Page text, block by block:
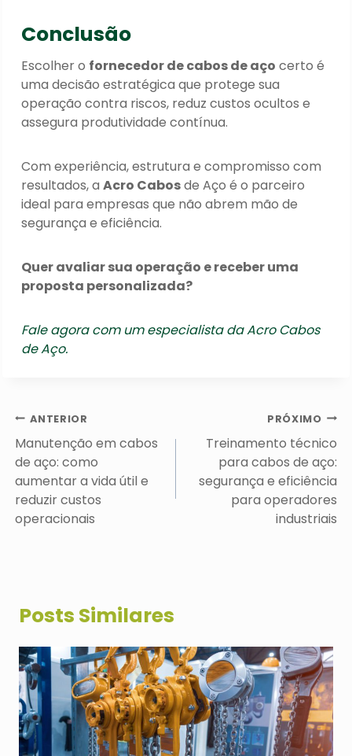
Conclusão
Escolher o fornecedor de cabos de aço certo é
uma decisão estratégica que protege sua
operação contra riscos, reduz custos ocultos e
assegura produtividade contínua.
Com experiência, estrutura e compromisso com
resultados, aAcro Cabosde Aço é o parceiro
ideal para empresas que não abrem mão de
segurança e eficiência.
Quer avaliar sua operação e receber uma
proposta personalizada?
Fale agora com um especialista da Acro Cabos
de Aço.
Navegação
de
Post
ANTERIOR
Manutenção em cabos
de aço: como
aumentar a vida útil e
reduzir custos
operacionais
PRÓXIMO
Treinamento técnico
para cabos de aço:
segurança e eficiência
para operadores
industriais
Posts Similares